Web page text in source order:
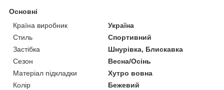
Основні
Країна виробник
Україна
Стиль
Спортивний
Застібка
Шнурівка, Блискавка
Сезон
Весна/Осінь
Матеріал підкладки
Хутро вовна
Колір
Бежевий